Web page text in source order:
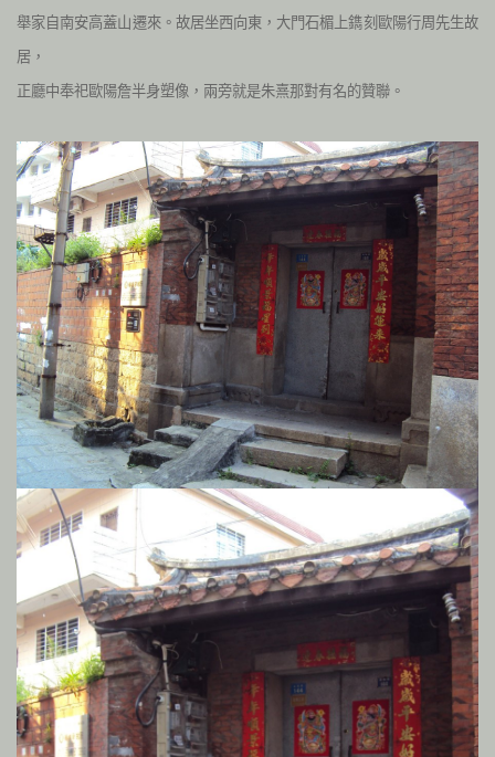
舉家自南安高蓋山遷來。故居坐西向東，大門石楣上鐫刻歐陽行周先生故
居，
正廳中奉祀歐陽詹半身塑像，兩旁就是朱熹那對有名的贊聯。